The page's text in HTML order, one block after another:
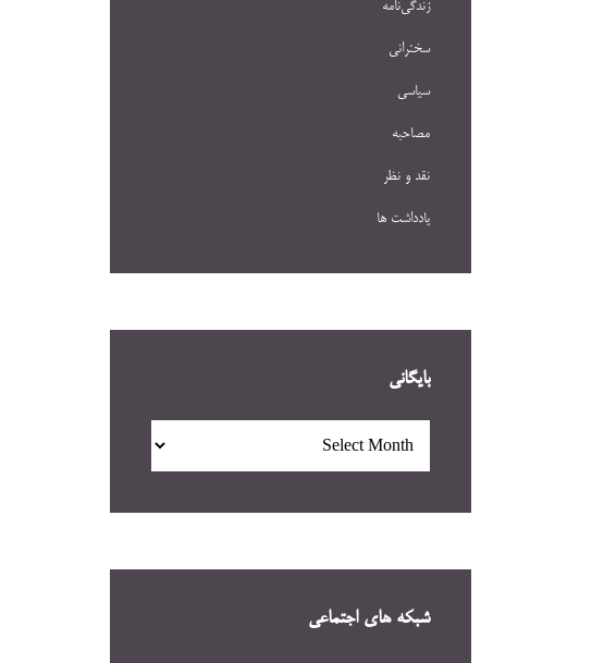
زندگی‌نامه
سخنرانی
سیاسی
مصاحبه
نقد و نظر
یادداشت ها
بایگانی
شبکه های اجتماعی